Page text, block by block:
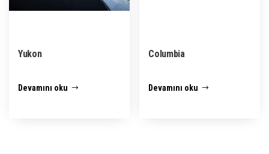
Yukon
Devamını oku
Columbia
Devamını oku